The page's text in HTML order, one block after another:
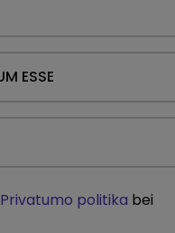
Privatumo politika bei